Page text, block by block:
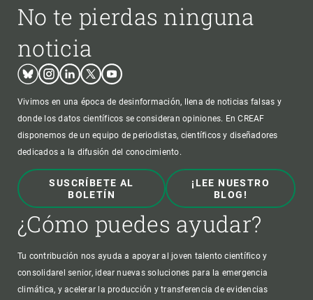
No te pierdas ninguna
noticia
BlueskyInstagram
LinkedinTwitterYoutube
Vivimos en una época de desinformación, llena de noticias falsas y
donde los datos científicos se consideran opiniones. En CREAF
disponemos de un equipo de periodistas, científicos y diseñadores
dedicados a la difusión del conocimiento.
SUSCRÍBETE AL
BOLETÍN
¡LEE NUESTRO
BLOG!
¿Cómo puedes ayudar?
Tu contribución nos ayuda a apoyar al joven talento científico y
consolidarel senior, idear nuevas soluciones para la emergencia
climática, y acelerar la producción y transferencia de evidencias